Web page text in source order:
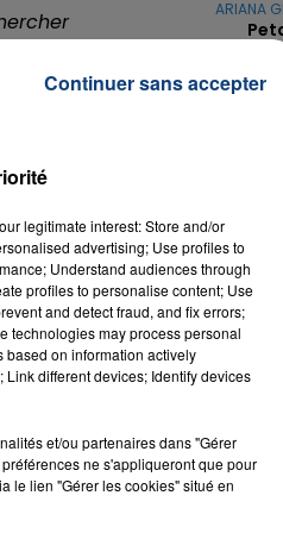
7h00 -
LA
les
l’année
ARIANA
31 janvier
GIMS
A
legitimate interest: Store and/or
advertising; Use profiles to
Understand audiences through
profiles to personalise content; Use
and detect fraud, and fix errors;
technologies may process personal
based on information actively
different devices; Identify devices
et/ou partenaires dans "Gérer
ne s'appliqueront que pour
le lien "Gérer les cookies" situé en
Continuer sans accepter